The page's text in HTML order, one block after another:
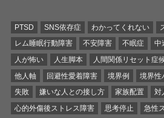
PTSD SNS依存症 わかってくれない
レム睡眠行動障害
不安障害 不眠症 中
人が怖い
人生脚本 人間関係リセット症
他人軸
回避性愛着障害 境界例 境界性
失敗
嫌いな人との接し方 家族配置
対
心的外傷後ストレス障害
思考停止 急性